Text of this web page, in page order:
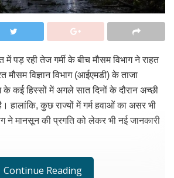
में पड़ रही तेज गर्मी के बीच मौसम विभाग ने राहत
मौसम विज्ञान विभाग (आईएमडी) के ताजा
के कई हिस्सों में अगले सात दिनों के दौरान अच्छी
हालांकि, कुछ राज्यों में गर्म हवाओं का असर भी
ने मानसून की प्रगति को लेकर भी नई जानकारी
बारिश
Continue Reading